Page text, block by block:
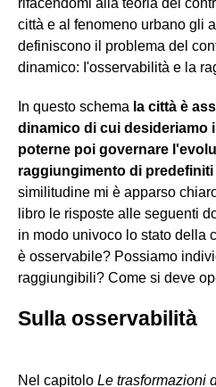
rifacendomi alla teoria dei
città e al fenomeno urbano gli
definiscono il problema del
dinamico: I'osservabilità e la
In questo schema la città è
dinamico di cui desideriamo
poterne poi governare
raggiungimento di
similitudine mi è apparso
libro le risposte alle seguenti
in modo univoco lo stato della
è osservabile? Possiamo
raggiungibili? Come si deve
Sulla osservabilità
Nel capitolo Le trasformazioni